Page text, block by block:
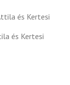
és Kertesi
és Kertesi